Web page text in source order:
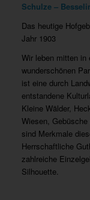
Schulze –
Das heutige
Jahr 1903
Wir leben mitten in
wunderschönen
ist eine durch
entstandene
Kleine Wälder,
Wiesen,
sind Merkmale
Herrschaftliche
zahlreiche
Silhouette.